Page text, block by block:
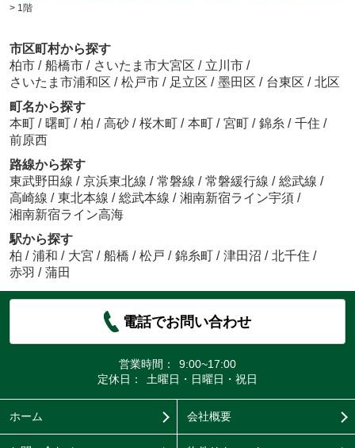
> 1階
市区町村から探す
柏市 / 船橋市 / さいたま市大宮区 / 立川市 /
さいたま市浦和区 / 松戸市 / 足立区 / 墨田区 / 台東区 / 北区
町名から探す
本町 / 曙町 / 柏 / 高砂 / 桜木町 / 本町 / 宮町 / 錦糸 / 千住 /
前原西
路線から探す
東武野田線 / 京浜東北線 / 常磐線 / 常磐緩行線 / 総武線 /
高崎線 / 東北本線 / 総武本線 / 湘南新宿ライン宇須 /
湘南新宿ライン高海
駅から探す
柏 / 浦和 / 大宮 / 船橋 / 松戸 / 錦糸町 / 津田沼 / 北千住 /
赤羽 / 蒲田
電話でお問い合わせ
営業時間：
9:00~17:00
定休日：
土曜日・日曜日・祝日
ホーム 会社概要